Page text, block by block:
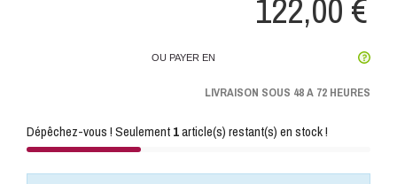
122,00 €
OU PAYER EN
LIVRAISON SOUS 48 A 72 HEURES
Dépêchez-vous ! Seulement1article(s) restant(s) en stock !